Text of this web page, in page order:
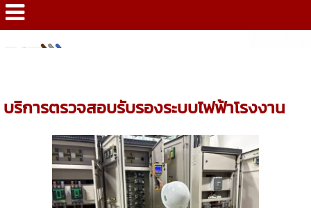
บริการตรวจสอบรับรองระบบไฟฟ้าโรงงาน